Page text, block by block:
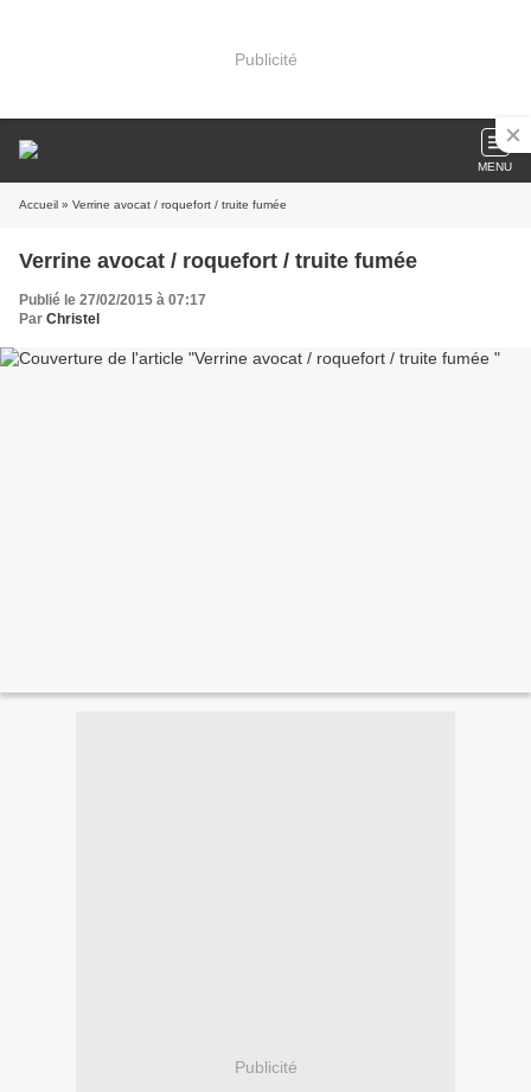
Publicité
MENU
Accueil » Verrine avocat / roquefort / truite fumée
Verrine avocat / roquefort / truite fumée
Publié le 27/02/2015 à 07:17
Par Christel
Publicité